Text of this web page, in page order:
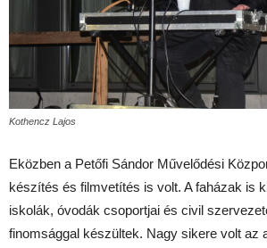
Kothencz Lajos
Eközben a Petőfi Sándor Művelődési
készítés és filmvetítés is volt. A faházak is
iskolák, óvodák csoportjai és civil
finomsággal készültek. Nagy sikere volt az